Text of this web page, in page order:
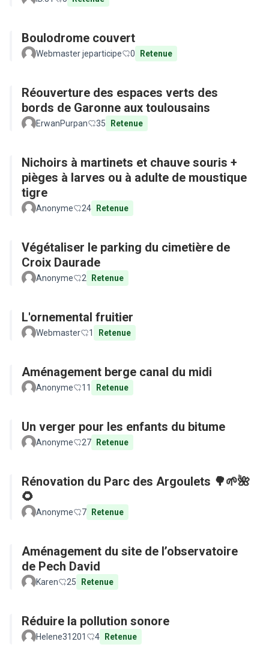
Boulodrome couvert
Webmaster jeparticipe 0 Retenue
Réouverture des espaces verts des
bords de Garonne aux toulousains
ErwanPurpan 35 Retenue
Nichoirs à martinets et chauve souris +
pièges à larves ou à adulte de moustique
tigre
Anonyme 24 Retenue
Végétaliser le parking du cimetière de
Croix Daurade
Anonyme 2 Retenue
L'ornemental fruitier
Webmaster 1 Retenue
Aménagement berge canal du midi
Anonyme 11 Retenue
Un verger pour les enfants du bitume
Anonyme 27 Retenue
Rénovation du Parc des Argoulets 🌳🌱🌺
🌻
Anonyme 7 Retenue
Aménagement du site de l’observatoire
de Pech David
Karen 25 Retenue
Réduire la pollution sonore
Helene31201 4 Retenue